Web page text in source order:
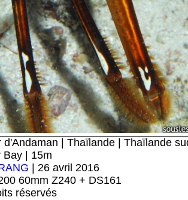
d'Andaman | Thaïlande | Thaïlande
Bay | 15m
| 26 avril 2016
60mm Z240 + DS161
réservés